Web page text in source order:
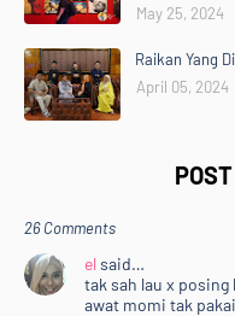
May 25, 2024
Raikan Yang
April 05, 2024
26 Comments
el said…
tak sah lau x posing
awat momi tak